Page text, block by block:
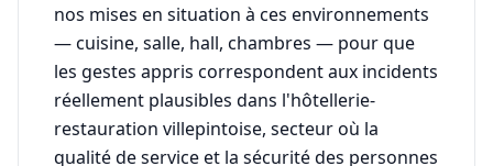
nos mises en situation à ces environnements
— cuisine, salle, hall, chambres — pour que
les gestes appris correspondent aux incidents
réellement plausibles dans l'hôtellerie-
restauration villepintoise, secteur où la
qualité de service et la sécurité des personnes